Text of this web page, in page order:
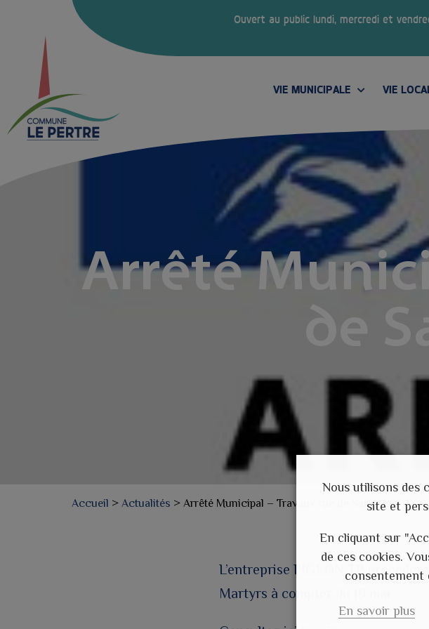
Ouvert au public lundi, mercredi et
VIE MUNICIPALE VIE
Arrêté
de
Accueil > Actualités > Arrêté Municipal – Travaux rue de Saint Poix
L’entreprise PIGEON TP
Martyrs à compter du 19 mai.
Nous utilisons des
site et
En cliquant sur
de ces cookies.
consentement
En savoir plus